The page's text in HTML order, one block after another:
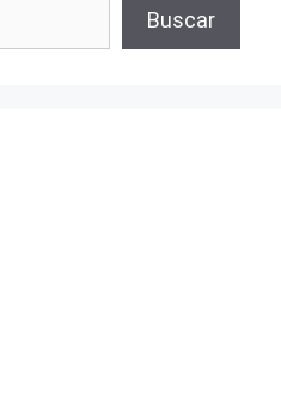
Buscar